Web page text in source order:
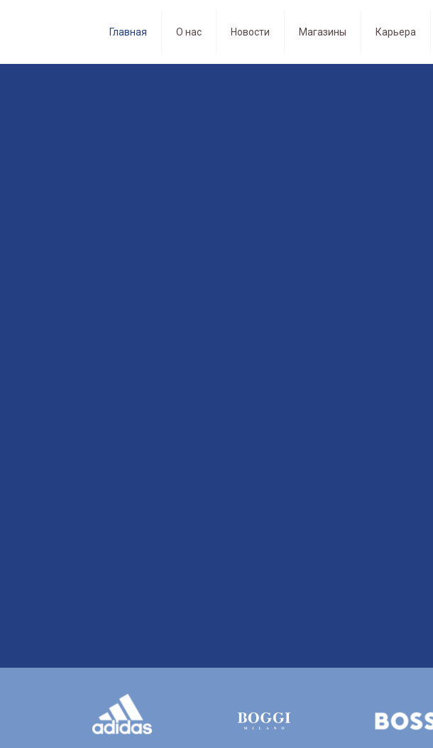
Главная О нас Новости Магазины